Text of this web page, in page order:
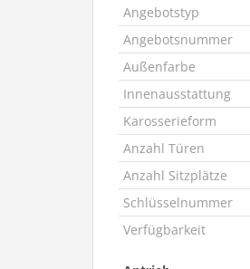
Angebotstyp
Angebotsnummer
Außenfarbe
Innenausstattung
Karosserieform
Anzahl Türen
Anzahl Sitzplätze
Schlüsselnummer
Verfügbarkeit